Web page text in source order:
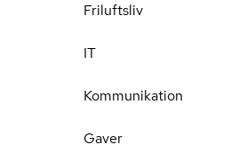
Friluftsliv
IT
Kommunikation
Gaver